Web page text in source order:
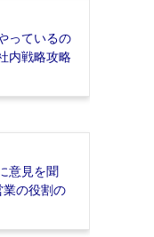
っているの
内戦略攻略
意見を聞
業の役割の